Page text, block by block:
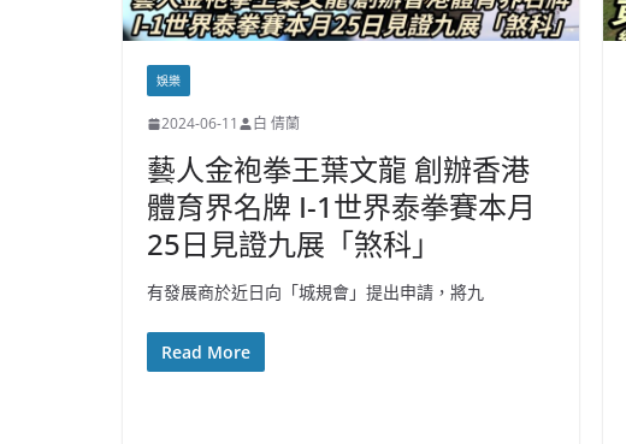
娛樂
2024-06-11 白 倩蘭
藝人金袍拳王葉文龍 創辦香港
體育界名牌 I-1世界泰拳賽本月
25日見證九展「煞科」
有發展商於近日向「城規會」提出申請，將九
Read More